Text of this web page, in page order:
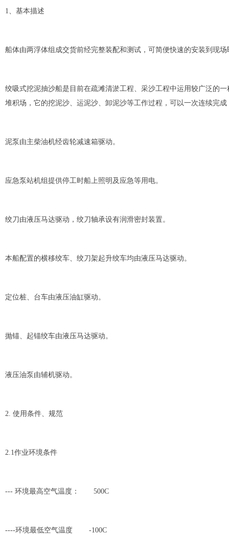
1、基本描述
船体由两浮体组成交货前经完整装配和测试，可简便快速的安装到现
绞吸式挖泥抽沙船是目前在疏滩清淤工程、采沙工程中运用较广泛的
堆积场，它的挖泥沙、运泥沙、卸泥沙等工作过程，可以一次连续完
泥泵由主柴油机经齿轮减速箱驱动。
应急泵站机组提供停工时船上照明及应急等用电。
绞刀由液压马达驱动，绞刀轴承设有润滑密封装置。
本船配置的横移绞车、绞刀架起升绞车均由液压马达驱动。
定位桩、台车由液压油缸驱动。
抛锚、起锚绞车由液压马达驱动。
液压油泵由辅机驱动。
2. 使用条件、规范
2.1作业环境条件
--- 环境最高空气温度： 500C
----环境最低空气温度 -100C